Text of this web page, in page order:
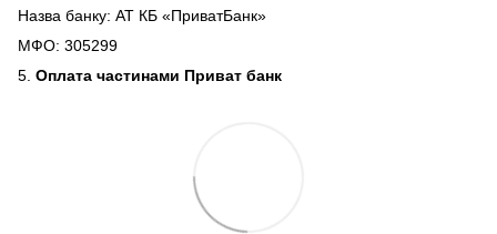
Назва банку: АТ КБ «ПриватБанк»
МФО: 305299
5. Оплата частинами Приват банк